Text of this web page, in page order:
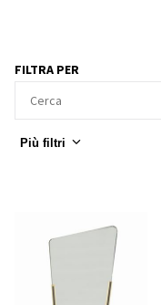
FILTRA PER
Più filtri